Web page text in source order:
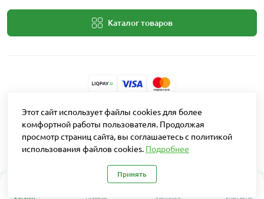
Каталог товаров
Разработчик: Intent Solutions
Работает наOpenCart "Русская сборка"
Агро Рітейл © 2026
Этот сайт использует файлы cookies для более
комфортной работы пользователя. Продолжая
просмотр страниц сайта, вы соглашаетесь с политикой
использования файлов cookies. Подробнее
Принять